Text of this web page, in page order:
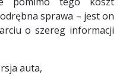
sprawa – jest on
o szereg informacji
auta,